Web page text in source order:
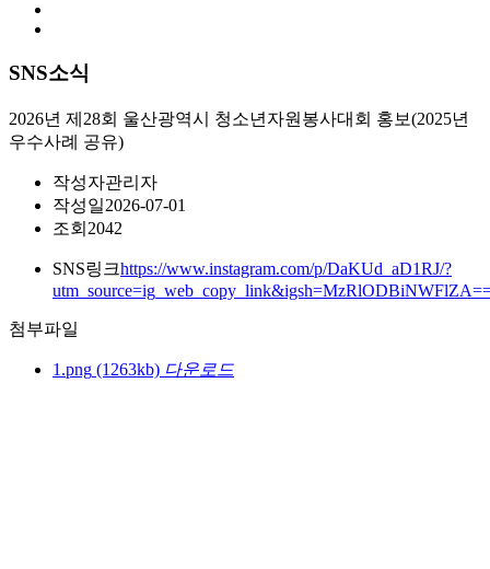
SNS소식
2026년 제28회 울산광역시 청소년자원봉사대회 홍보(2025년
우수사례 공유)
작성자관리자
작성일2026-07-01
조회 2042
SNS링크https://www.instagram.com/p/DaKUd_aD1RJ/?
첨부파일
1.png (1263kb) 다운로드